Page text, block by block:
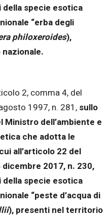
specie esotica
“erba degli
philoxeroides),
2, comma 4, del
1997, n. 281, sullo
dell’ambiente e
che adotta le
all’articolo 22 del
2017, n. 230,
specie esotica
“peste d’acqua di
), presenti nel territorio